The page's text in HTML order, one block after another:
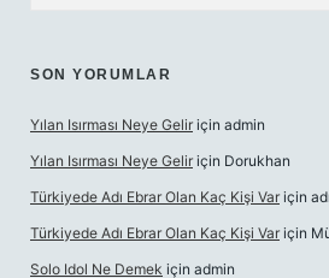
SON YORUMLAR
Yılan Isırması Neye Gelir için admin
Yılan Isırması Neye Gelir için Dorukhan
Türkiyede Adı Ebrar Olan Kaç Kişi Var için
Türkiyede Adı Ebrar Olan Kaç Kişi Var için
Solo Idol Ne Demek için admin